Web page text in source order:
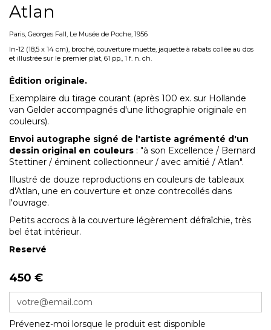
Atlan
Paris, Georges Fall, Le Musée de Poche, 1956
In-12 (18,5 x 14 cm), broché, couverture muette, jaquette à rabats collée au dos
et illustrée sur le premier plat, 61 pp., 1 f. n. ch.
Édition originale.
Exemplaire du tirage courant (après 100 ex. sur Hollande
van Gelder accompagnés d'une lithographie originale en
couleurs).
Envoi autographe signé de l'artiste agrémenté d'un
dessin original en couleurs : "à son Excellence / Bernard
Stettiner / éminent collectionneur / avec amitié / Atlan".
Illustré de douze reproductions en couleurs de tableaux
d'Atlan, une en couverture et onze contrecollés dans
l'ouvrage.
Petits accrocs à la couverture légèrement défraîchie, très
bel état intérieur.
Reservé
450 €
Prévenez-moi lorsque le produit est disponible